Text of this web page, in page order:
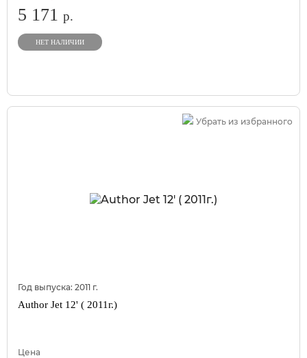
5 171 р.
НЕТ НАЛИЧИИ
Убрать из избранного
Год выпуска: 2011 г.
Author Jet 12' ( 2011г.)
Цена